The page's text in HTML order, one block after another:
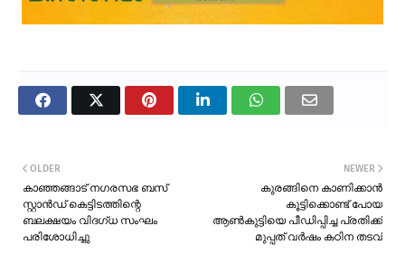
NEWER
കുരങ്ങിനെ കാണിക്കാൻ
കൂട്ടിക്കൊണ്ട് പോയ
ആൺകുട്ടിയെ പീഡിപ്പിച്ച പ്രതിക്ക്
മുപ്പത് വർഷം കഠിന തടവ്
OLDER
കാഞ്ഞങ്ങാട് നഗരസഭ ബസ്
സ്റ്റാൻഡ് കെട്ടിടത്തിന്റെ
ബലക്ഷയം വിദഗ്ധ സംഘം
പരിശോധിച്ചു